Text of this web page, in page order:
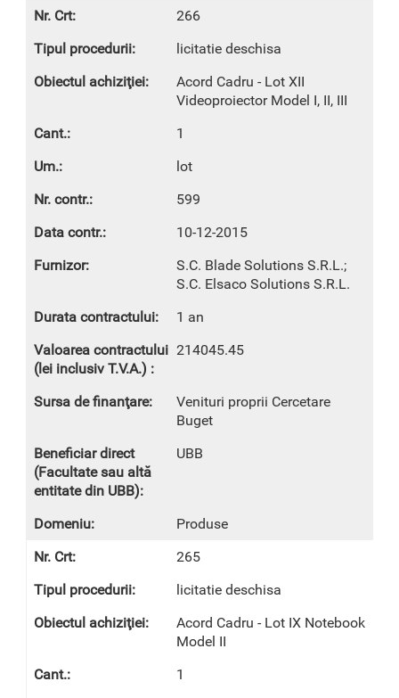
266
licitatie deschisa
Acord Cadru - Lot XII
Videoproiector Model I, II, III
1
lot
599
10-12-2015
S.C. Blade Solutions S.R.L.;
S.C. Elsaco Solutions S.R.L.
1 an
214045.45
Venituri proprii Cercetare
Buget
UBB
Produse
265
licitatie deschisa
Acord Cadru - Lot IX Notebook
Model II
1